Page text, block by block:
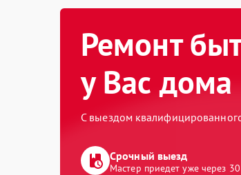
Ремонт
у Вас дома
С выездом
Срочный выезд
Мастер приедет уже через